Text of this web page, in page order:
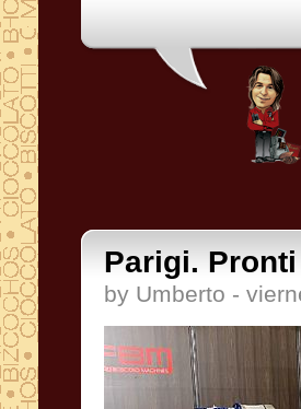
Parigi.
by Umberto -